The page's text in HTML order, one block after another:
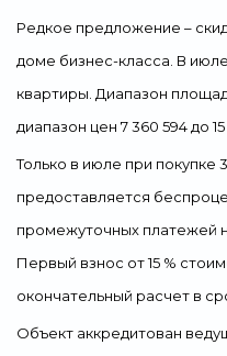
Редкое предложение –
доме бизнес-класса. В
квартиры. Диапазон
диапазон цен 7 360 594 до 15
Только в июле при покупке
предоставляется
промежуточных платежей
Первый взнос от 15 %
окончательный расчет в
Объект аккредитован